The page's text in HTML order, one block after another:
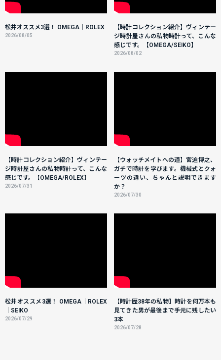
松井オススメ3選！ OMEGA｜ROLEX
2026/08/05
【時計コレクション紹介】ヴィンテー
ジ時計屋さんの私物時計って、こんな
感じです。【OMEGA/SEIKO】
2026/08/02
【時計コレクション紹介】ヴィンテー
ジ時計屋さんの私物時計って、こんな
感じです。【OMEGA/ROLEX】
2026/07/31
【ウォッチメイトへの道】宮迫博之、
ガチで時計を学びます。機械式とクォ
ーツの違い、ちゃんと説明できます
か？
2026/07/30
松井オススメ3選！ OMEGA｜ROLEX
｜SEIKO
2026/07/29
【時計歴38年の私物】時計を何万本も
見てきた男が最後まで手元に残したい
3本
2026/07/28